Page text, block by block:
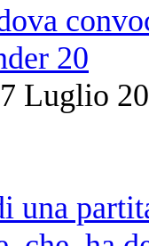
20
Luglio